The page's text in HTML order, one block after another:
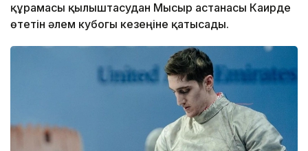
құрамасы қылыштасудан Мысыр астанасы Каирде
өтетін әлем кубогы кезеңіне қатысады.